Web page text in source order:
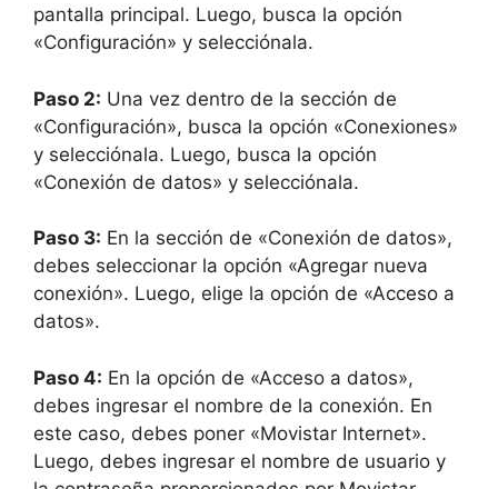
pantalla principal. Luego, busca la opción
«Configuración» y selecciónala.
Paso 2: Una vez dentro de la sección de
«Configuración», busca la opción «Conexiones»
y selecciónala. Luego, busca la opción
«Conexión de datos» y selecciónala.
Paso 3: En la sección de «Conexión de datos»,
debes seleccionar la opción «Agregar nueva
conexión». Luego, elige la opción de «Acceso a
datos».
Paso 4: En la opción de «Acceso a datos»,
debes ingresar el nombre de la conexión. En
este caso, debes poner «Movistar Internet».
Luego, debes ingresar el nombre de usuario y